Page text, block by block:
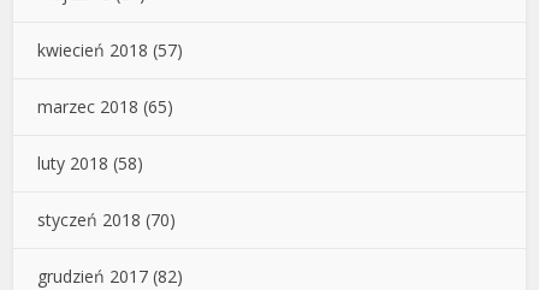
kwiecień 2018 (57)
marzec 2018 (65)
luty 2018 (58)
styczeń 2018 (70)
grudzień 2017 (82)